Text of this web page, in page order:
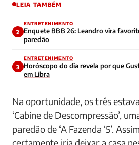
LEIA TAMBÉM
2
ENTRETENIMENTO
Enquete BBB 26: Leandro vira
paredão
3
ENTRETENIMENTO
Horóscopo do dia revela por que
em Libra
Na oportunidade, os três
‘Cabine de Descompressão’,
paredão de ‘A Fazenda ‘5’.